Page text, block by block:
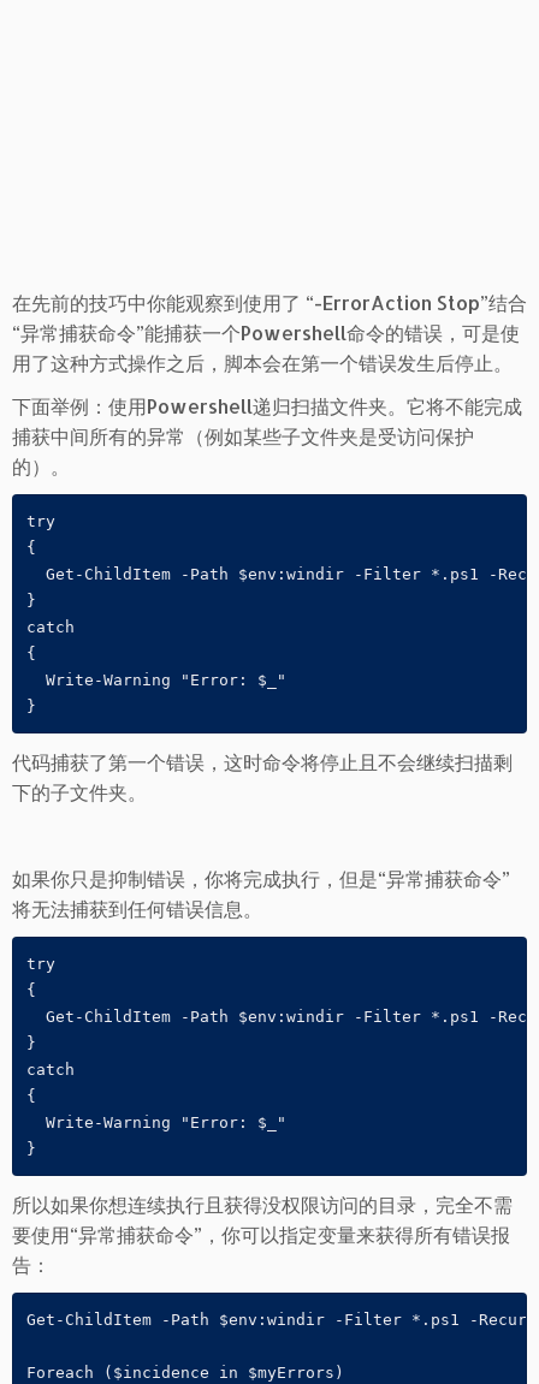
在先前的技巧中你能观察到使用了 “-ErrorAction Stop”结合
“异常捕获命令”能捕获一个Powershell命令的错误，可是使
用了这种方式操作之后，脚本会在第一个错误发生后停止。
下面举例：使用Powershell递归扫描文件夹。它将不能完成
捕获中间所有的异常（例如某些子文件夹是受访问保护
的）。
try
{
Get-ChildItem -Path $env:windir -Filter *.ps1 -
}
catch
{
  Write-Warning "Error: $_"
}
代码捕获了第一个错误，这时命令将停止且不会继续扫描剩
下的子文件夹。
如果你只是抑制错误，你将完成执行，但是“异常捕获命令”
将无法捕获到任何错误信息。
try
{
Get-ChildItem -Path $env:windir -Filter *.ps1 -
}
catch
{
  Write-Warning "Error: $_"
}
所以如果你想连续执行且获得没权限访问的目录，完全不需
要使用“异常捕获命令”，你可以指定变量来获得所有错误报
告：
Get-ChildItem -Path $env:windir -Filter *.ps1 -
Foreach ($incidence in $myErrors)